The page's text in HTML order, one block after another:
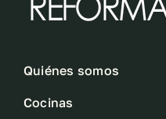
Quiénes somos
Cocinas